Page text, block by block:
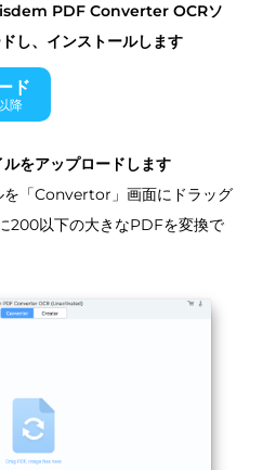
PDF Converter OCRソ
し、インストールします
ド
降
をアップロードします
「Convertor」画面にドラッグ
200以下の大きなPDFを変換で